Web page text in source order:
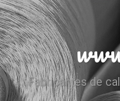
Fabricantes de